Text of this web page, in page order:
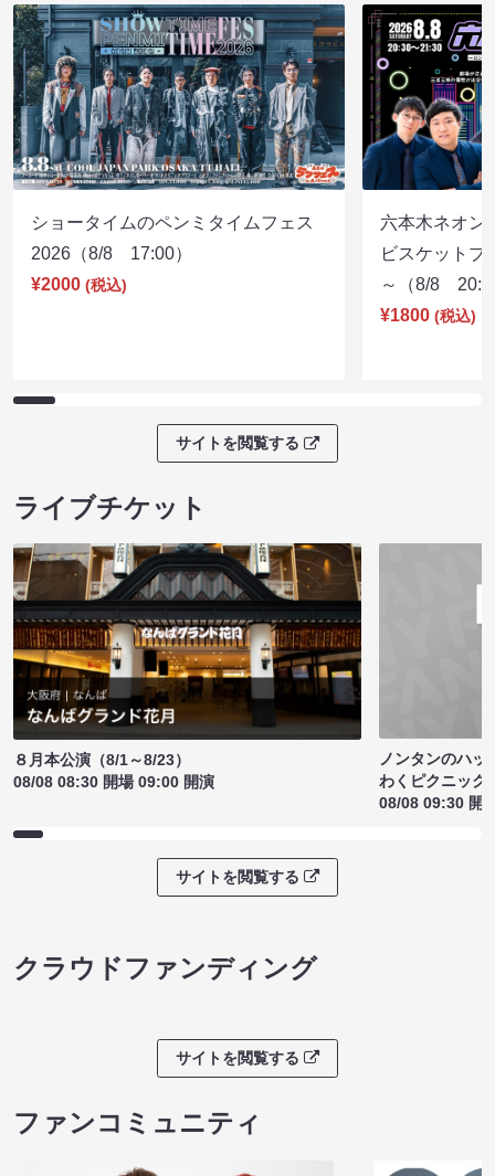
ショータイムのペンミタイムフェス
2026（8/8 17:00）
¥2000 (税込)
六本木ネオン
ビスケットブ
～（8/8
¥1800 (税込)
サイトを閲覧する
ライブチケット
８月本公演（8/1～8/23）
08/08 08:30 開場 09:00 開演
ノンタンのハッ
わくピクニック
08/08 09:30 開
サイトを閲覧する
クラウドファンディング
サイトを閲覧する
ファンコミュニティ